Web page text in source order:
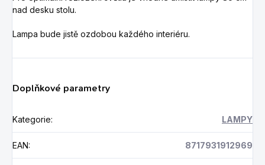
nad desku stolu.
Lampa bude jistě ozdobou každého interiéru.
Doplňkové parametry
Kategorie: LAMPY
EAN: 8717931912969